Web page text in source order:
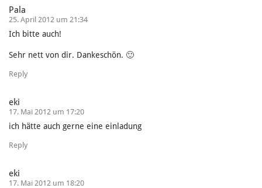
Pala
25. April 2012 um 21:34
Ich bitte auch!
Sehr nett von dir. Dankeschön. 🙂
Reply
eki
17. Mai 2012 um 17:20
ich hätte auch gerne eine einladung
Reply
eki
17. Mai 2012 um 18:20